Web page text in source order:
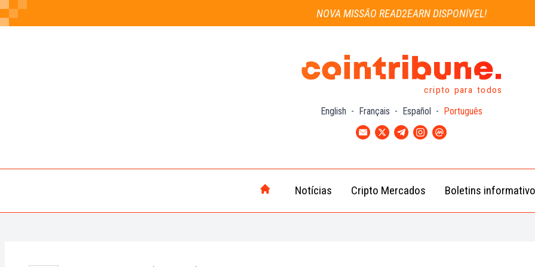
NOVA MISSÃO READ2EARN DISPONÍVEL!
cripto para todos
English - Français - Español - Português
Notícias
Notícias
Cripto
Cripto Mercados
(BTC)
Boletins